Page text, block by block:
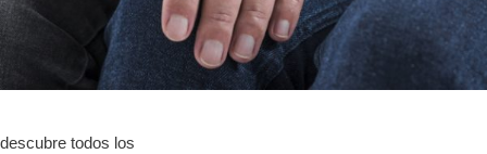
descubre todos los